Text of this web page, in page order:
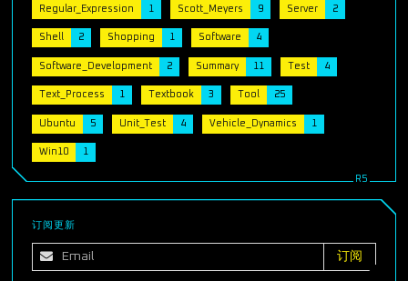
Regular_Expression Scott_Meyers 9 Server 2
Shell 2 Shopping 1 Software 4
Software_Development 2 Summary Test 4
Text_Process 1 Textbook 3 Tool 25
Ubuntu 5 Unit_Test 4 Vehicle_Dynamics
Win10 1
订阅更新